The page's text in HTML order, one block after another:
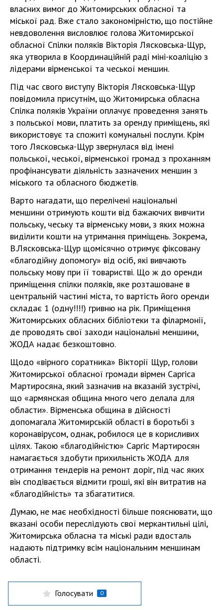
власних вимог до Житомирських обласної та
міської рад. Вже стало закономірністю, що постійне
невдоволення висловлює голова Житомирської
обласної Спілки поляків Вікторія Лясковська-Щур,
яка утворила в Координаційній раді міні-коаліцію з
лідерами вірменської та чеської меншин.
Під час свого виступу Вікторія Лясковська-Щур
повідомила присутнім, що Житомирська обласна
Спілка поляків України оплачує проведення занять
з польської мови, платить за оренду приміщень, які
використовує та спожиті комунальні послуги. Крім
того Лясковська-Щур звернулася від імені
польської, чеської, вірменської громад з проханням
профінансувати діяльність зазначених меншин з
міського та обласного бюджетів.
Варто нагадати, що перелічені національні
меншини отримують кошти від бажаючих вивчити
польську, чеську та вірменську мови, з яких можна
виділити кошти на утримання приміщень. Зокрема,
В.Лясковська-Щур щомісячно отримує фіксовану
«благодійну допомогу» від осіб, які вивчають
польську мову при її товаристві. Що ж до оренди
приміщення спілки поляків, яке розташоване в
центральній частині міста, то вартість його оренди
складає 1 (одну!!!!) гривню на рік. Приміщення
Житомирських обласних бібліотеки та філармонії,
де проводять свої заходи національні меншини,
ЖОДА надає безкоштовно.
Щодо «вірного соратника» Вікторії Щур, голови
Житомирської обласної громади вірмен Саргіса
Мартиросяна, який зазначив на вказаній зустрічі,
що «армянская община много чего делала для
области». Вірменська община в дійсності
допомагала Житомирській області в боротьбі з
коронавірусом, однак, робилося це в корисливих
цілях. Такою «благодійністю» Саргіс Мартиросян
намагається здобути прихильність ЖОДА для
отримання тендерів на ремонт доріг, під час яких
він сподівається відмити гроші, які він витратив на
«благодійність» та збагатитися.
Думаю, не має необхідності більше пояснювати, що
вказані особи переслідують свої меркантильні цілі,
Житомирська обласна та міські ради вдосталь
надають підтримку всім національним меншинам
області.
Голосувати 0